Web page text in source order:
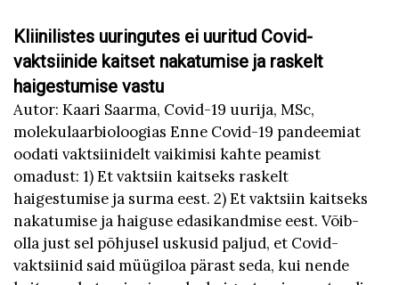
Kliinilistes uuringutes ei uuritud Covid-
vaktsiinide kaitset nakatumise ja raskelt
haigestumise vastu
Autor: Kaari Saarma, Covid-19 uurija, MSc,
molekulaarbioloogias Enne Covid-19 pandeemiat
oodati vaktsiinidelt vaikimisi kahte peamist
omadust: 1) Et vaktsiin kaitseks raskelt
haigestumise ja surma eest. 2) Et vaktsiin kaitseks
nakatumise ja haiguse edasikandmise eest. Võib-
olla just sel põhjusel uskusid paljud, et Covid-
vaktsiinid said müügiloa pärast seda, kui nende